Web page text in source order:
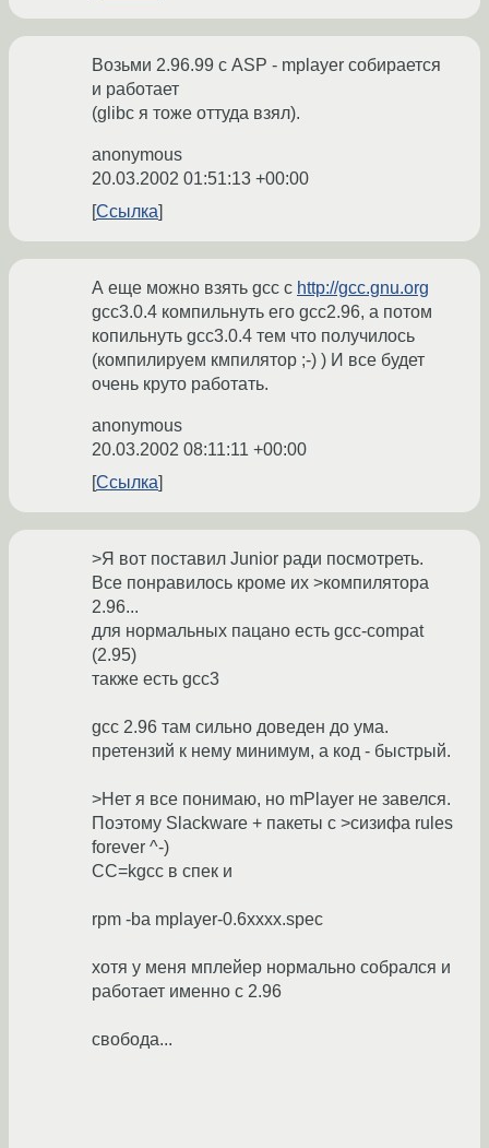
Возьми 2.96.99 с ASP - mplayer собирается
и работает
(glibc я тоже оттуда взял).
anonymous
20.03.2002 01:51:13 +00:00
Ссылка
А еще можно взять gcc c http://gcc.gnu.org
gcc3.0.4 компильнуть его gcc2.96, а потом
копильнуть gcc3.0.4 тем что получилось
(компилируем кмпилятор ;-) ) И все будет
очень круто работать.
anonymous
20.03.2002 08:11:11 +00:00
Ссылка
>Я вот поставил Junior ради посмотреть.
Все понравилось кроме их >компилятора
2.96...
для нормальных пацано есть gcc-compat
(2.95)
также есть gcc3
gcc 2.96 там сильно доведен до ума.
претензий к нему минимум, а код - быстрый.
>Нет я все понимаю, но mPlayer не завелся.
Поэтому Slackware + пакеты с >сизифа rules
forever ^-)
СС=kgcc в спек и
rpm -ba mplayer-0.6xxxx.spec
хотя у меня мплейер нормально собрался и
работает именно с 2.96
свобода...